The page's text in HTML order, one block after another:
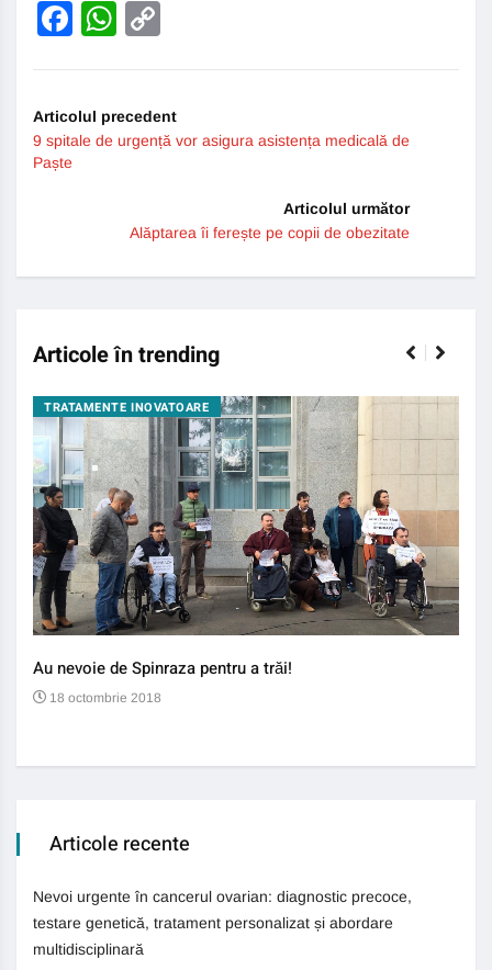
Facebook
WhatsApp
Articolul precedent
9 spitale de urgență vor asigura asistența medicală de
Paște
Articolul următor
Alăptarea îi ferește pe copii de obezitate
Articole în trending
TRATAMENTE INOVATOARE
Au nevoie de Spinraza pentru a trăi!
18 octombrie 2018
Articole recente
Nevoi urgente în cancerul ovarian: diagnostic precoce,
testare genetică, tratament personalizat și abordare
multidisciplinară